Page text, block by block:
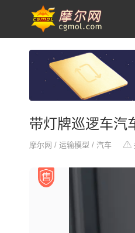
带灯牌巡逻车汽
摩尔网 / 运输模型 / 汽车